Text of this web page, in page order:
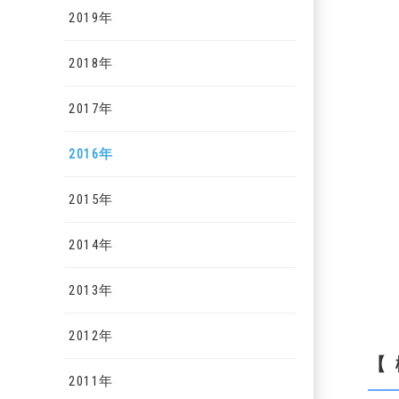
2019年
2018年
2017年
2016年
2015年
2014年
2013年
2012年
2011年